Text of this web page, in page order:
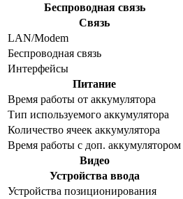
Беспроводная связь
Связь
LAN/Modem
Беспроводная связь
Интерфейсы
Питание
Время работы от аккумулятора
Тип используемого аккумулятора
Количество ячеек аккумулятора
Время работы с доп. аккумулятором
Видео
Устройства ввода
Устройства позиционирования